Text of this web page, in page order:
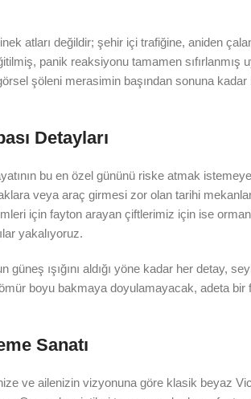
atları değildir; şehir içi trafiğine, aniden
panik reaksiyonu tamamen sıfırlanmış
şöleni merasimin başından sonuna
Detayları
bu en özel gününü riske atmak
veya araç girmesi zor olan tarihi
için fayton arayan çiftlerimiz için ise
yakalıyoruz.
ışığını aldığı yöne kadar her detay,
boyu bakmaya doyulamayacak, adeta
Sanatı
ve ailenizin vizyonuna göre klasik beyaz